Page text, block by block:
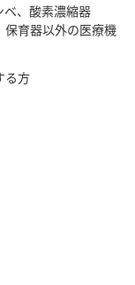
、酸素濃縮器
保育器以外の医療機
る方